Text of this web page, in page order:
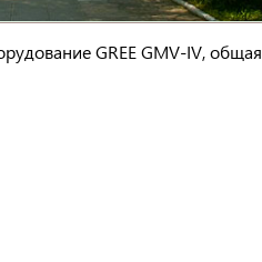
GREE GMV-IV, общая